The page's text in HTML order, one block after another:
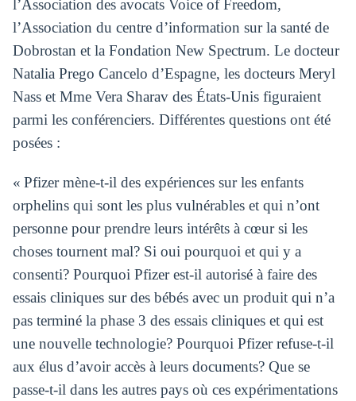
l’Association des avocats Voice of Freedom,
l’Association du centre d’information sur la santé de
Dobrostan et la Fondation New Spectrum. Le docteur
Natalia Prego Cancelo d’Espagne, les docteurs Meryl
Nass et Mme Vera Sharav des États-Unis figuraient
parmi les conférenciers. Différentes questions ont été
posées :
« Pfizer mène-t-il des expériences sur les enfants
orphelins qui sont les plus vulnérables et qui n’ont
personne pour prendre leurs intérêts à cœur si les
choses tournent mal? Si oui pourquoi et qui y a
consenti? Pourquoi Pfizer est-il autorisé à faire des
essais cliniques sur des bébés avec un produit qui n’a
pas terminé la phase 3 des essais cliniques et qui est
une nouvelle technologie? Pourquoi Pfizer refuse-t-il
aux élus d’avoir accès à leurs documents? Que se
passe-t-il dans les autres pays où ces expérimentations